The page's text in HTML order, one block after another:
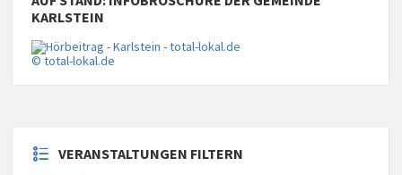
KARLSTEIN
© total-lokal.de
VERANSTALTUNGEN FILTERN